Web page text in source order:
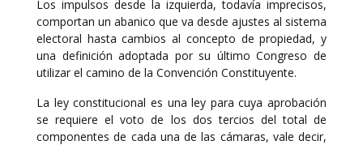
Los impulsos desde la izquierda, todavía imprecisos,
comportan un abanico que va desde ajustes al sistema
electoral hasta cambios al concepto de propiedad, y
una definición adoptada por su último Congreso de
utilizar el camino de la Convención Constituyente.
La ley constitucional es una ley para cuya aprobación
se requiere el voto de los dos tercios del total de
componentes de cada una de las cámaras, vale decir,